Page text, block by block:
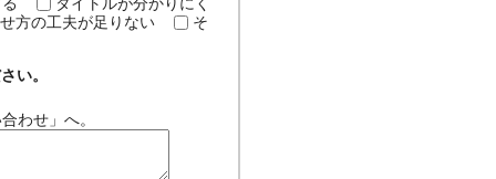
タイトルが分かりにく
方の工夫が足りない
そ
い。
わせ」へ。